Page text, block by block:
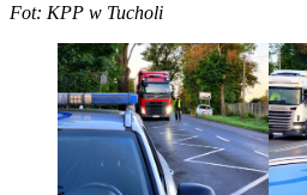
Fot: KPP w Tucholi